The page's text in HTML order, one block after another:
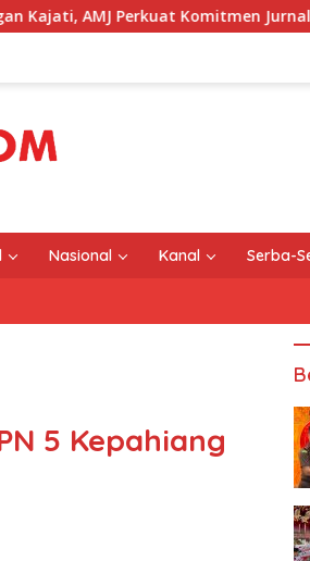
Komitmen Jurnalisme yang
Nasional Kanal Serba-
5 Kepahiang